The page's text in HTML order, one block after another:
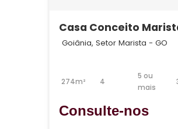
Casa Conceito
Goiânia, Setor Marista - GO
274m² 4
5 ou
mais
Consulte-nos